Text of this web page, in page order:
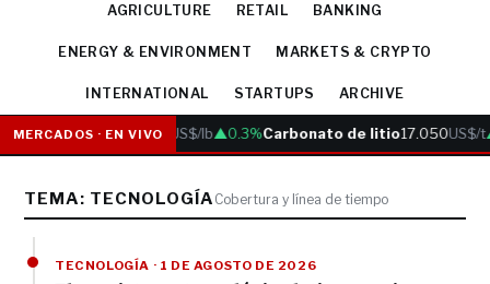
AGRICULTURE RETAIL BANKING
ENERGY & ENVIRONMENT MARKETS & CRYPTO
INTERNATIONAL STARTUPS ARCHIVE
MERCADOS · EN VIVO
Cobre6.05 US$/lb▲0.3%Carbonato de litio17.050US$/t
TEMA: TECNOLOGÍA Cobertura y línea de tiempo
TECNOLOGÍA · 1 DE AGOSTO DE 2026